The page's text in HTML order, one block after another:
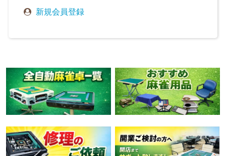
新規会員登録